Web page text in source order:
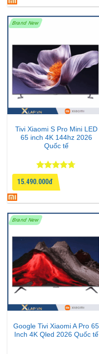
Brand New
Tivi Xiaomi S Pro Mini LED
65 inch 4K 144hz 2026
Quốc tế
Được xếp
hạng
4.67
5 sao
15.490.000đ
Brand New
Google Tivi Xiaomi A Pro 65
Inch 4K Qled 2026 Quốc tế